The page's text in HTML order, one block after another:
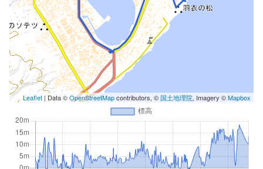
Leaflet | Data ©OpenStreetMapcontributors, ©国土地理院, Imagery ©Mapbox